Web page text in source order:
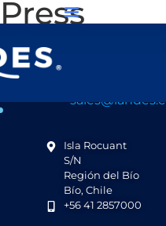
Press
Isla Rocuant
S/N
Región del Bío
Bío, Chile
+56 41 2857000